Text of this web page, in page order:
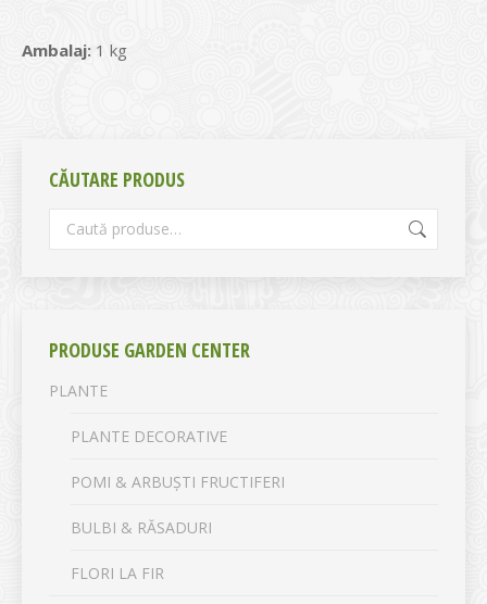
Ambalaj: 1 kg
CĂUTARE PRODUS
PRODUSE GARDEN CENTER
PLANTE
PLANTE DECORATIVE
POMI & ARBUȘTI FRUCTIFERI
BULBI & RĂSADURI
FLORI LA FIR